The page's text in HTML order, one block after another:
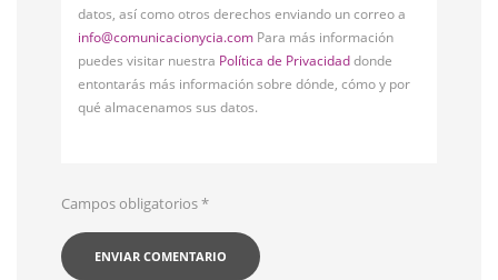
datos, así como otros derechos enviando un correo a
info@comunicacionycia.com Para más información
puedes visitar nuestra Política de Privacidaddonde
entontarás más información sobre dónde, cómo y por
qué almacenamos sus datos.
Campos obligatorios*